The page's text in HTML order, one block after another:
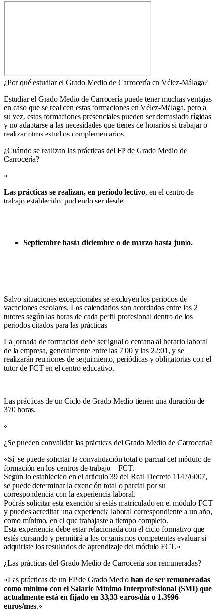
¿Por qué estudiar el Grado Medio de Carrocería en Vélez-Málaga?
Estudiar el Grado Medio de Carrocería puede tener muchas ventajas
en caso que se realicen estas formaciones en Vélez-Málaga, pero a
su vez, estas formaciones presenciales pueden ser demasiado rígidas
y no adaptarse a las necesidades que tienes de horarios si trabajar o
realizar otros estudios complementarios.
¿Cuándo se realizan las prácticas del FP de Grado Medio de
Carrocería?​
«
Las prácticas se realizan, en periodo lectivo, en el centro de
trabajo establecido, pudiendo ser desde:
Septiembre hasta diciembre o de marzo hasta junio.
Salvo situaciones excepcionales se excluyen los periodos de
vacaciones escolares. Los calendarios son acordados entre los 2
tutores según las horas de cada perfil profesional dentro de los
periodos citados para las prácticas.
La jornada de formación debe ser igual o cercana al horario laboral
de la empresa, generalmente entre las 7:00 y las 22:01, y se
realizarán reuniones de seguimiento, periódicas y obligatorias con el
tutor de FCT en el centro educativo.
Las prácticas de un Ciclo de Grado Medio tienen una duración de
370 horas.
«
¿Se pueden convalidar las prácticas del Grado Medio de Carrocería?​
«Sí, se puede solicitar la convalidación total o parcial del módulo de
formación en los centros de trabajo – FCT.
Según lo establecido en el artículo 39 del Real Decreto 1147/6007,
se puede determinar la exención total o parcial por su
correspondencia con la experiencia laboral.
Podrás solicitar esta exención si estás matriculado en el módulo FCT
y puedes acreditar una experiencia laboral correspondiente a un año,
como mínimo, en el que trabajaste a tiempo completo.
Esta experiencia debe estar relacionada con el ciclo formativo que
estés cursando y permitirá a los organismos competentes evaluar si
adquiriste los resultados de aprendizaje del módulo FCT.»
¿Las prácticas del Grado Medio de Carrocería son remuneradas?​
«Las prácticas de un FP de Grado Medio han de ser remuneradas
como mínimo con el Salario Mínimo Interprofesional (SMI) que
actualmente está en fijado en 33,33 euros/día o 1.3996
euros/mes.»